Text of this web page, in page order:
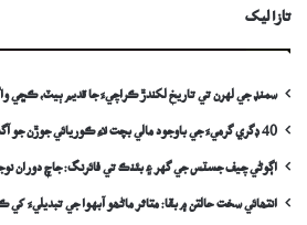
تازا ليک
سمنڊ جي لهرن تي تاريخ لکندڙ ڪراچيءَ جا قديم ٻيٽ، ڪڇي
40 ڊگري گرميءَ جي باوجود مالي بچت لاءِ ڪوريائي جوڙن جو آگسٽ ۾ شادين تي زور
اڳوڻي چيف جسٽس جي گهر ۽ بئنڪ تي فائرنگ: جاچ دوران
انتھائي سخت حالتن ۾ بقا: متاثر ماڻھو آبهوا جي تبديليءَ کي